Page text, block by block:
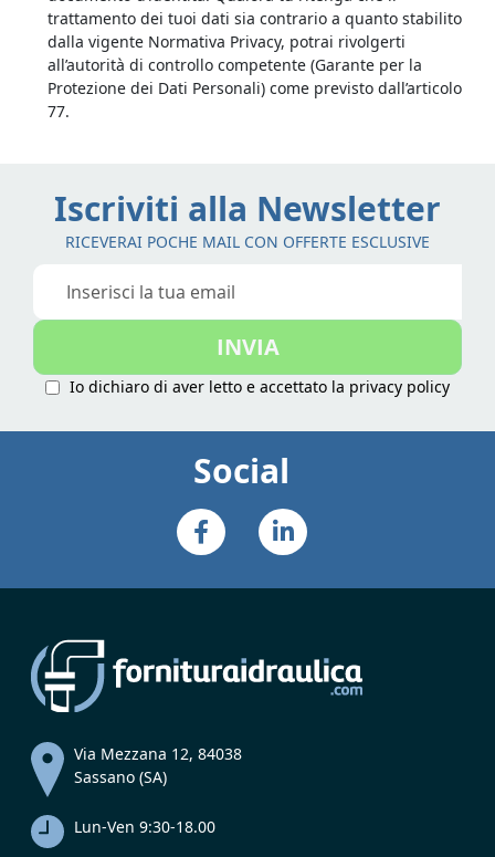
trattamento dei tuoi dati sia contrario a quanto stabilito
dalla vigente Normativa Privacy, potrai rivolgerti
all’autorità di controllo competente (Garante per la
Protezione dei Dati Personali) come previsto dall’articolo
77.
Iscriviti alla Newsletter
RICEVERAI POCHE MAIL CON OFFERTE ESCLUSIVE
Iscriviti
nostra
INVIA
Io dichiaro di aver letto e accettato la privacy policy
Social
Via Mezzana 12, 84038
Sassano (SA)
Lun-Ven 9:30-18.00